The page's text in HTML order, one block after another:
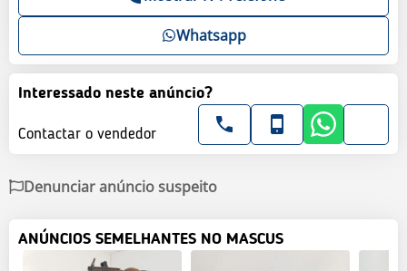
Whatsapp
Interessado neste anúncio?
Contactar o vendedor
Denunciar anúncio suspeito
ANÚNCIOS SEMELHANTES NO MASCUS